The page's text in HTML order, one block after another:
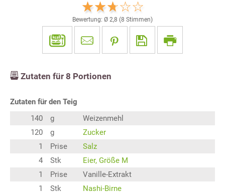
Bewertung: Ø 2,8 (8 Stimmen)
Zutaten für 8 Portionen
Zutaten für den Teig
140
g
Weizenmehl
120
g
Zucker
1
Prise
Salz
4
Stk
Eier, Größe M
1
Prise
Vanille-Extrakt
1
Stk
Nashi-Birne